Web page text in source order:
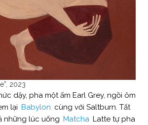
2023
dậy, pha một ấm Earl Grey, ngồi ôm
lại Babylon cùng với Saltburn. Tất
những lúc uống Matcha Latte tự pha